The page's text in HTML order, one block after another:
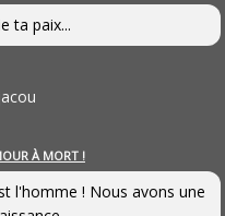
ta paix...
À MORT !
l'homme ! Nous avons une